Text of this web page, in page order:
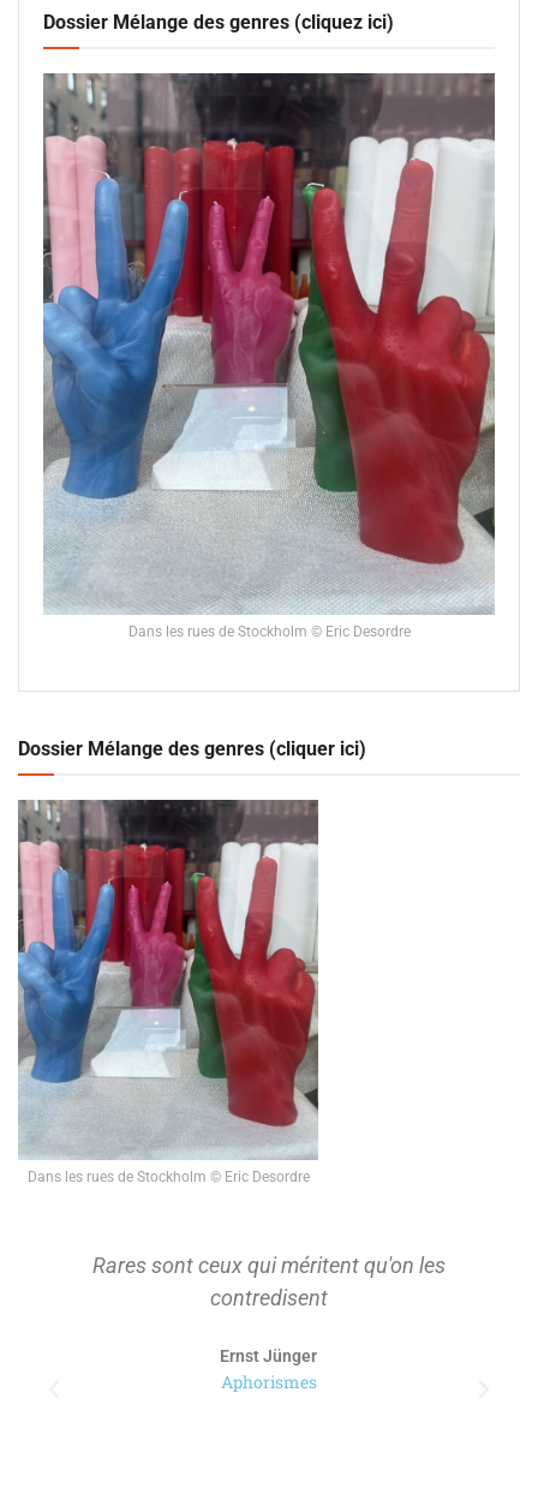
Dossier Mélange des genres (cliquez ici)
Dans les rues de Stockholm © Eric Desordre
Dossier Mélange des genres (cliquer ici)
Dans les rues de Stockholm © Eric Desordre
Rares sont ceux qui méritent qu'on les
contredisent
Ernst Jünger
Aphorismes